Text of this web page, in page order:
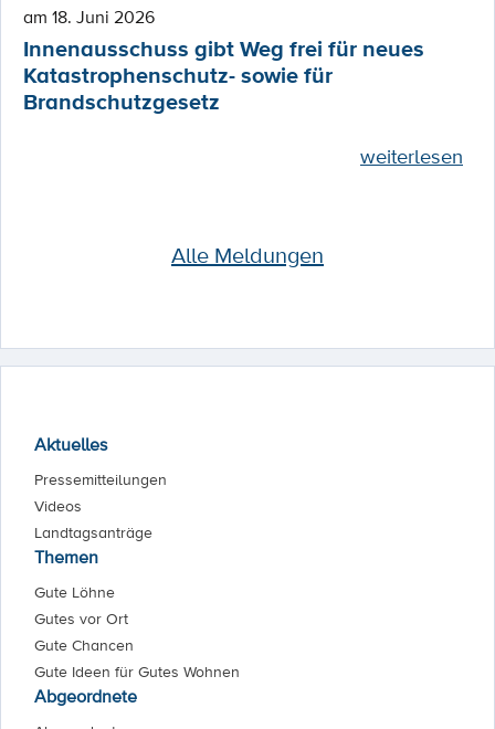
am 18. Juni 2026
Innenausschuss gibt Weg frei für neues
Katastrophenschutz- sowie für
Brandschutzgesetz
weiterlesen
Alle Meldungen
Aktuelles
Pressemitteilungen
Videos
Landtagsanträge
Themen
Gute Löhne
Gutes vor Ort
Gute Chancen
Gute Ideen für Gutes Wohnen
Abgeordnete